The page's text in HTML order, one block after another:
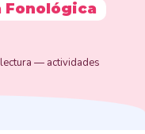
Fonológica
— actividades